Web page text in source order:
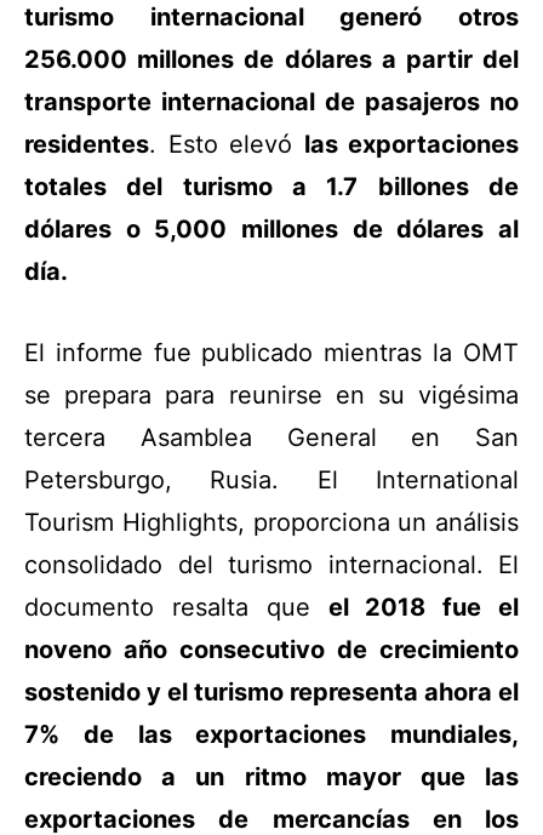
turismo internacional generó otros
256.000 millones de dólares a partir del
transporte internacional de pasajeros no
residentes. Esto elevó las exportaciones
totales del turismo a 1.7 billones de
dólares o 5,000 millones de dólares al
día.
El informe fue publicado mientras la OMT
se prepara para reunirse en su vigésima
tercera Asamblea General en San
Petersburgo, Rusia. El International
Tourism Highlights, proporciona un análisis
consolidado del turismo internacional. El
documento resalta que el 2018 fue el
noveno año consecutivo de crecimiento
sostenido y el turismo representa ahora el
7% de las exportaciones mundiales,
creciendo a un ritmo mayor que las
exportaciones de mercancías en los